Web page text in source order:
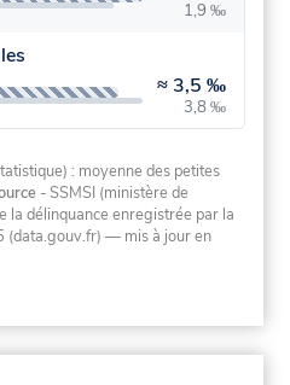
1,9 ‰
≈ 3,5 ‰
3,8 ‰
: moyenne des petites
- SSMSI (ministère de
la délinquance enregistrée par la
(data.gouv.fr) — mis à jour en